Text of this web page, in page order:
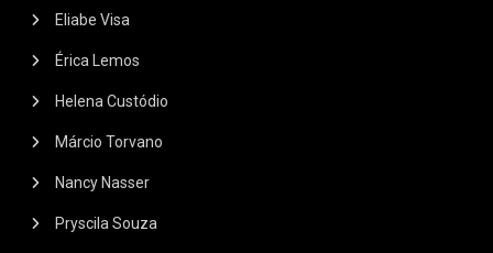
Eliabe Visa
Érica Lemos
Helena Custódio
Márcio Torvano
Nancy Nasser
Pryscila Souza